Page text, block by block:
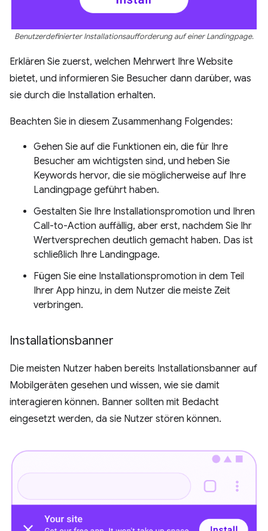
Benutzerdefinierter Installationsaufforderung auf einer Landingpage.
Erklären Sie zuerst, welchen Mehrwert Ihre Website
bietet, und informieren Sie Besucher dann darüber, was
sie durch die Installation erhalten.
Beachten Sie in diesem Zusammenhang Folgendes:
Gehen Sie auf die Funktionen ein, die für Ihre
Besucher am wichtigsten sind, und heben Sie
Keywords hervor, die sie möglicherweise auf Ihre
Landingpage geführt haben.
Gestalten Sie Ihre Installationspromotion und Ihren
Call-to-Action auffällig, aber erst, nachdem Sie Ihr
Wertversprechen deutlich gemacht haben. Das ist
schließlich Ihre Landingpage.
Fügen Sie eine Installationspromotion in dem Teil
Ihrer App hinzu, in dem Nutzer die meiste Zeit
verbringen.
Installationsbanner
Die meisten Nutzer haben bereits Installationsbanner auf
Mobilgeräten gesehen und wissen, wie sie damit
interagieren können. Banner sollten mit Bedacht
eingesetzt werden, da sie Nutzer stören können.